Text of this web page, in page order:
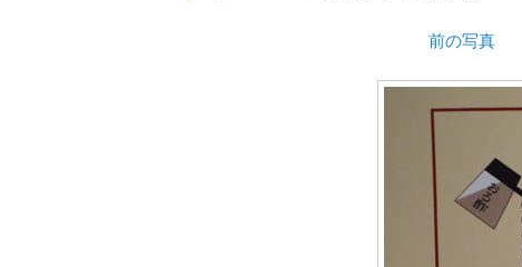
前の写真